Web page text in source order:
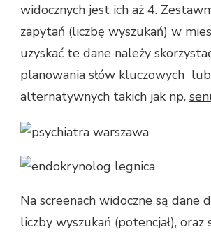
widocznych jest ich aż 4.
zapytań (liczbę wyszukań) w
uzyskać te dane należy
planowania słów kluczowych lub
alternatywnych takich jak np.
Na screenach widoczne są dane
liczby wyszukań (potencjał), oraz